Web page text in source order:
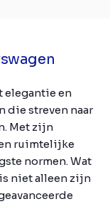
elegantie en
streven naar
Met zijn
ruimtelijke
normen. Wat
niet alleen zijn